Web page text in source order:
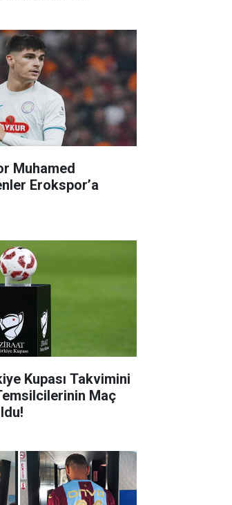
Muhamed
Erokspor’a
Kupası Takvimini
Maç